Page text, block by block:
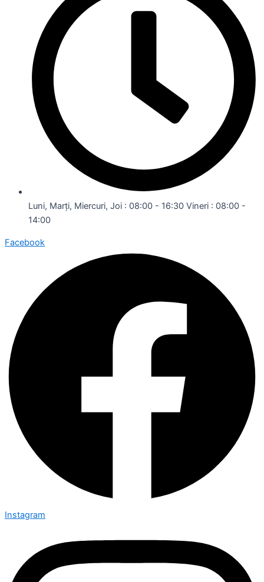
Luni, Marți, Miercuri, Joi : 08:00 - 16:30 Vineri : 08:00 -
14:00
Facebook
Instagram